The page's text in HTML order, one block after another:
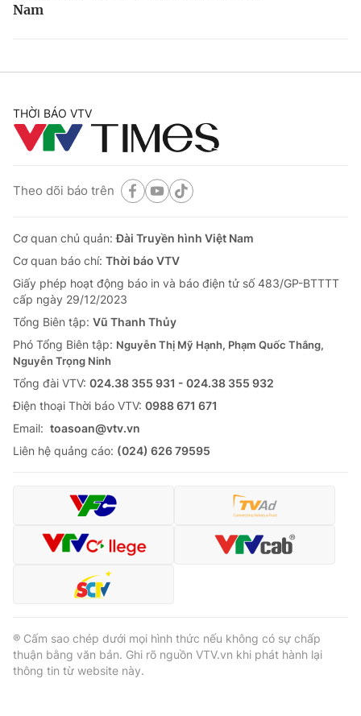
Nam
THỜI BÁO VTV
Theo dõi báo trên
Cơ quan chủ quản:Đài Truyền hình Việt Nam
Cơ quan báo chí: Thời báo VTV
Giấy phép hoạt động báo in và báo điện tử số 483/GP-BTTTT
cấp ngày 29/12/2023
Tổng Biên tập: Vũ Thanh Thủy
Phó Tổng Biên tập: Nguyễn Thị Mỹ Hạnh, Phạm Quốc Thắng,
Nguyễn Trọng Ninh
Tổng đài VTV: 024.38 355 931 - 024.38 355 932
Ðiện thoại Thời báo VTV: 0988 671 671
Email: toasoan@vtv.vn
Liên hệ quảng cáo: (024) 626 79595
® Cấm sao chép dưới mọi hình thức nếu không có sự chấp
thuận bằng văn bản. Ghi rõ nguồn VTV.vn khi phát hành lại
thông tin từ website này.